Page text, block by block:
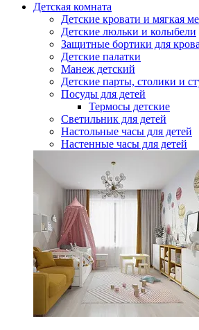
Детская комната
Детские кровати и мягкая
Детские люльки и колыбели
Защитные бортики для
Детские палатки
Манеж детский
Детские парты, столики и
Посуды для детей
Термосы детские
Светильник для детей
Настольные часы для детей
Настенные часы для детей